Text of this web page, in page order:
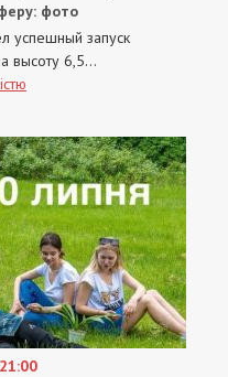
фото
успешный запуск
высоту 6,5...